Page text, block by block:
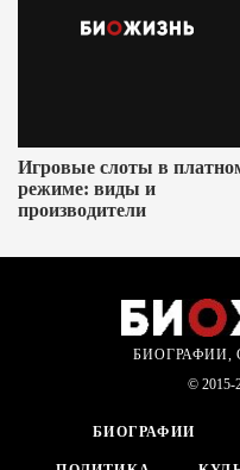
Игровые слоты в
режиме: виды и
производители
БИОГРАФИИ,
© 2015-
БИОГРАФИИ